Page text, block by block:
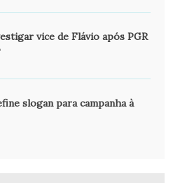
vice de Flávio após PGR
slogan para campanha à